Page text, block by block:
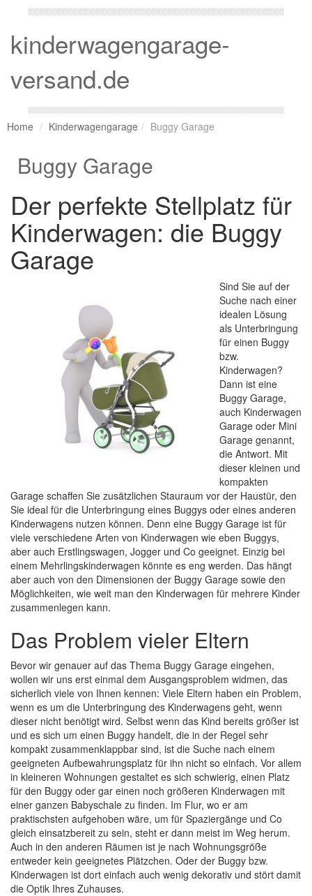
kinderwagengarage-
versand.de
Home Kinderwagengarage Buggy Garage
Buggy Garage
Der perfekte Stellplatz für
Kinderwagen: die Buggy
Garage
Sind Sie auf der
Suche nach einer
idealen Lösung
als Unterbringung
für einen Buggy
bzw.
Kinderwagen?
Dann ist eine
Buggy Garage,
auch Kinderwagen
Garage oder Mini
Garage genannt,
die Antwort. Mit
dieser kleinen und
kompakten
Garage schaffen Sie zusätzlichen Stauraum vor der Haustür, den
Sie ideal für die Unterbringung eines Buggys oder eines anderen
Kinderwagens nutzen können. Denn eine Buggy Garage ist für
viele verschiedene Arten von Kinderwagen wie eben Buggys,
aber auch Erstlingswagen, Jogger und Co geeignet. Einzig bei
einem Mehrlingskinderwagen könnte es eng werden. Das hängt
aber auch von den Dimensionen der Buggy Garage sowie den
Möglichkeiten, wie weit man den Kinderwagen für mehrere Kinder
zusammenlegen kann.
Das Problem vieler Eltern
Bevor wir genauer auf das Thema Buggy Garage eingehen,
wollen wir uns erst einmal dem Ausgangsproblem widmen, das
sicherlich viele von Ihnen kennen: Viele Eltern haben ein Problem,
wenn es um die Unterbringung des Kinderwagens geht, wenn
dieser nicht benötigt wird. Selbst wenn das Kind bereits größer ist
und es sich um einen Buggy handelt, die in der Regel sehr
kompakt zusammenklappbar sind, ist die Suche nach einem
geeigneten Aufbewahrungsplatz für ihn nicht so einfach. Vor allem
in kleineren Wohnungen gestaltet es sich schwierig, einen Platz
für den Buggy oder gar einen noch größeren Kinderwagen mit
einer ganzen Babyschale zu finden. Im Flur, wo er am
praktischsten aufgehoben wäre, um für Spaziergänge und Co
gleich einsatzbereit zu sein, steht er dann meist im Weg herum.
Auch in den anderen Räumen ist je nach Wohnungsgröße
entweder kein geeignetes Plätzchen. Oder der Buggy bzw.
Kinderwagen ist dort einfach auch wenig dekorativ und stört damit
die Optik Ihres Zuhauses.